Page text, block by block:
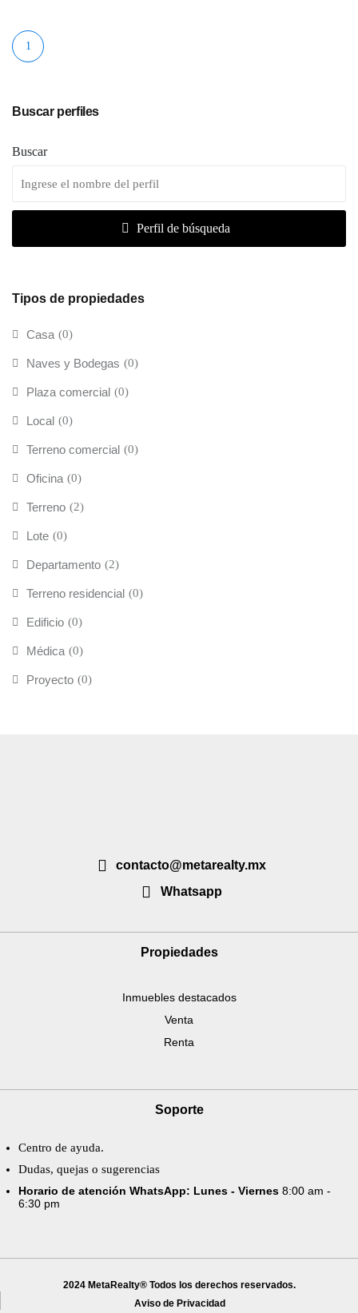
1
Buscar perfiles
Buscar
Perfil de búsqueda
Tipos de propiedades
Casa (0)
Naves y Bodegas (0)
Plaza comercial (0)
Local (0)
Terreno comercial (0)
Oficina (0)
Terreno (2)
Lote (0)
Departamento (2)
Terreno residencial (0)
Edificio (0)
Médica (0)
Proyecto (0)
contacto@metarealty.mx
Whatsapp
Propiedades
Inmuebles destacados
Venta
Renta
Soporte
Centro de ayuda.
Dudas, quejas o sugerencias
Horario de atención WhatsApp: Lunes - Viernes 8:00 am -
6:30 pm
2024 MetaRealty® Todos los derechos reservados.
Aviso de Privacidad